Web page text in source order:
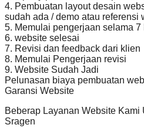
4. Pembuatan layout desain
sudah ada / demo atau referensi
5. Memulai pengerjaan selama 7
6. website selesai
7. Revisi dan feedback dari klien
8. Memulai Pengerjaan revisi
9. Website Sudah Jadi
Pelunasan biaya pembuatan
Garansi Website
Beberap Layanan Website
Sragen